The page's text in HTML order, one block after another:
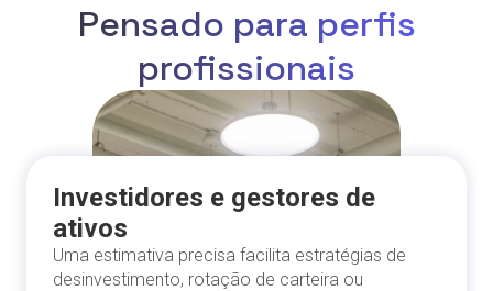
Pensado para perfis
profissionais
Investidores e gestores de
ativos
Uma estimativa precisa facilita estratégias de
desinvestimento, rotação de carteira ou